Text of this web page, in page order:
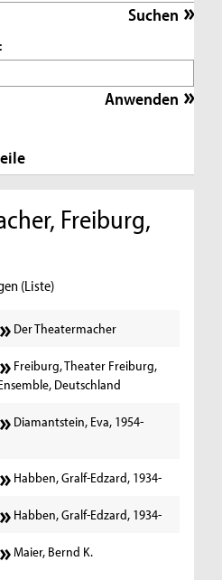
Freiburg,
(Liste)
Der Theatermacher
Freiburg, Theater Freiburg,
Deutschland
Diamantstein, Eva, 1954-
Habben, Gralf-Edzard, 1934-
Habben, Gralf-Edzard, 1934-
Maier, Bernd K.